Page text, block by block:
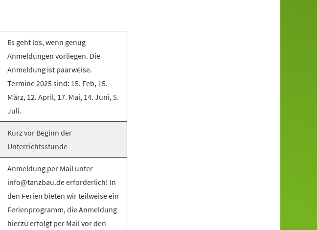
Es geht los, wenn genug
Anmeldungen vorliegen. Die
Anmeldung ist paarweise.
Termine 2025 sind: 15. Feb, 15.
März, 12. April, 17. Mai, 14. Juni, 5.
Juli.
Kurz vor Beginn der
Unterrichtsstunde
Anmeldung per Mail unter
info@tanzbau.de erforderlich! In
den Ferien bieten wir teilweise ein
Ferienprogramm, die Anmeldung
hierzu erfolgt per Mail vor den